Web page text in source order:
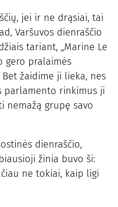
jei ir ne drąsiai, tai
Varšuvos dienraščio
tariant, „Marine Le
gero pralaimės
žaidime ji lieka, nes
parlamento rinkimus ji
nemažą grupę savo
dienraščio,
žinia buvo ši:
ne tokiai, kaip ligi